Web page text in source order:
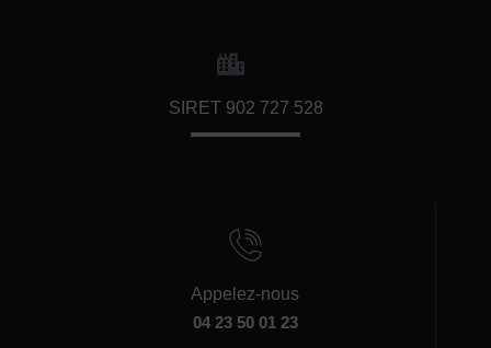
SIRET 902 727 528
Appelez-nous
04 23 50 01 23